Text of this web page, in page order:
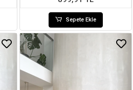
Sepete Ekle